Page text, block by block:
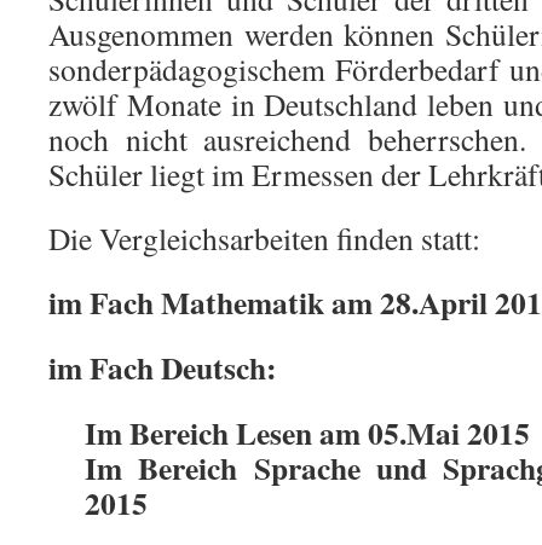
Ausgenommen werden können
sonderpädagogischem Förderbedarf
zwölf Monate in Deutschland leben
noch nicht ausreichend
Schüler liegt im Ermessen der
Die Vergleichsarbeiten finden statt:
im Fach Mathematik am 28.April
im Fach Deutsch:
Im Bereich Lesen am 05.Mai 2015
Im Bereich Sprache und
2015